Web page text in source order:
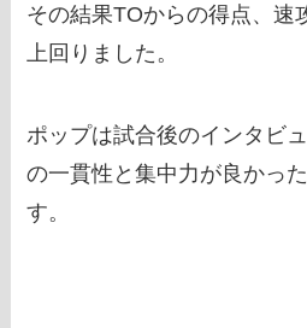
その結果TOからの得点、速
上回りました。
ポップは試合後のインタビ
の一貫性と集中力が良かっ
す。